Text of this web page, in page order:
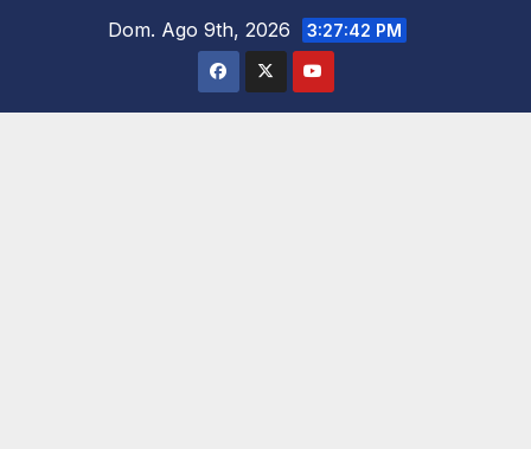
Dom. Ago 9th, 2026 3:27:43 PM